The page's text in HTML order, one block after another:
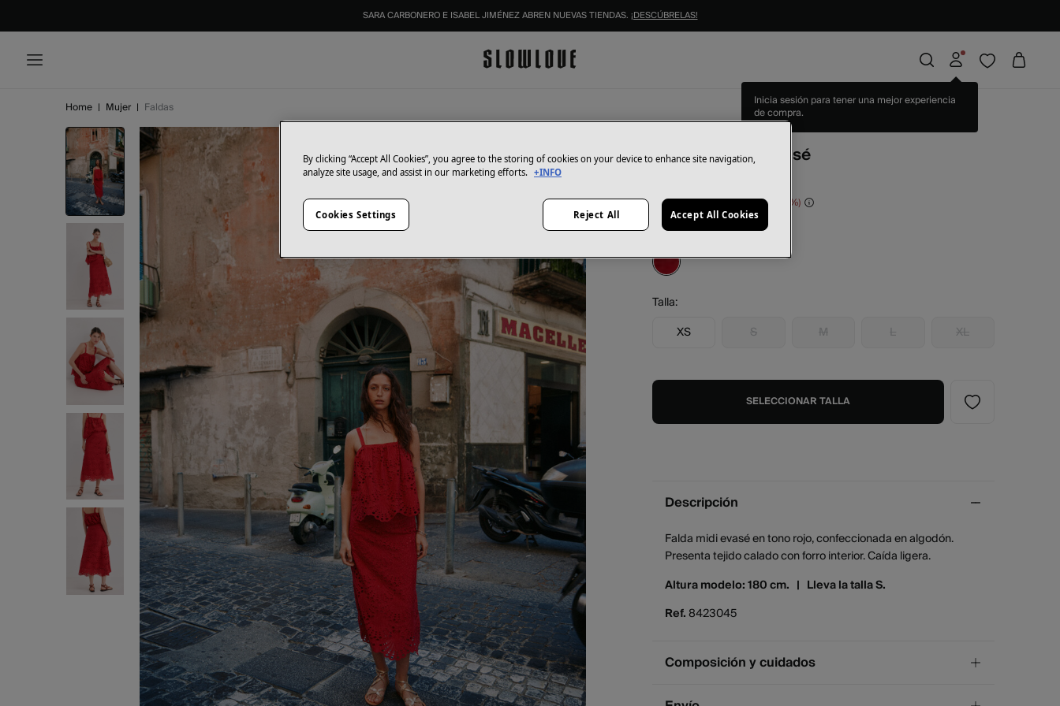
SARA CARBONERO E ISABEL JIMÉNEZ ABREN NUEVAS TIENDAS. ¡DESCÚBRELAS!
Inicia sesión para tener una mejor experiencia
de compra.
Home | Mujer | Faldas
Romina. Falda evasé
129,00 €Ahorras84,00 €
Color:rojo
Talla:
XS
S M L XL
SELECCIONAR TALLA
Descripción
Falda midi evasé en tono rojo, confeccionada en algodón.
Presenta tejido calado con forro interior. Caída ligera.
Altura modelo: 180 cm. | Lleva la talla S.
Ref.8423045
Composición y cuidados
Composición
By clicking “Accept All Cookies”, you agree to the storing of cookies on your device to enhance site navigation,
analyze site usage, and assist in our marketing efforts. +INFO
Cookies Settings Reject All Accept All Cookies